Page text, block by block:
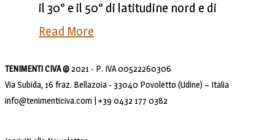
il 30° e il 50° di latitudine nord e di
Read More
TENIMENTI CIVA ©2021 - P. IVA 00522260306
Via Subida, 16 fraz. Bellazoia - 33040 Povoletto (Udine) – Italia
info@tenimenticiva.com | +39 0432 177 0382